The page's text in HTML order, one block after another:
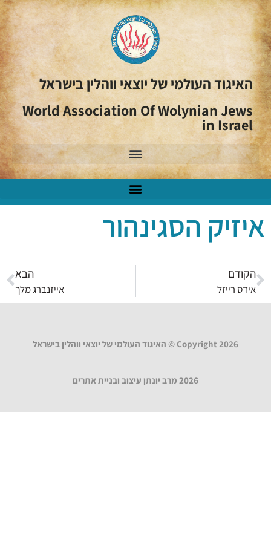
האיגוד העולמי של יוצאי ווהלין בישראל
World Association Of Wolynian Jews
in Israel
איזיק הסגינהור
הקודם
אידס רייזל
הבא
אייזנברג מלך
Copyright 2026 © האיגוד העולמי של יוצאי ווהלין בישראל
2026 מרב יונתן עיצוב ובניית אתרים